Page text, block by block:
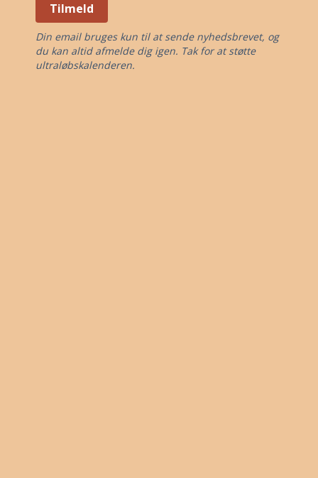
Tilmeld
Din email bruges kun til at sende nyhedsbrevet, og
du kan altid afmelde dig igen. Tak for at støtte
ultraløbskalenderen.